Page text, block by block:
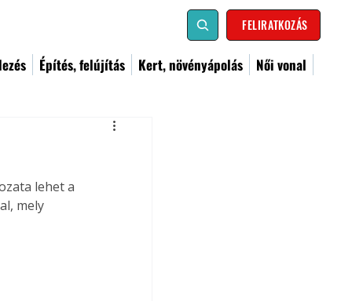
FELIRATKOZÁS
Építés, felújítás Kert, növényápolás Női vonal
lehet a
mely